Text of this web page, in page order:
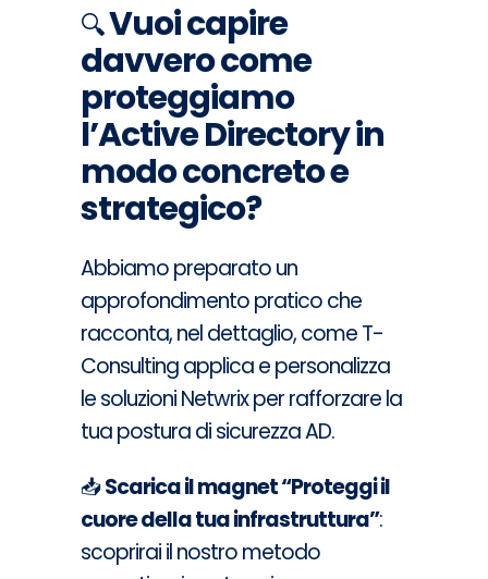
🔍Vuoi capire
davvero come
proteggiamo
l’Active Directory in
modo concreto e
strategico?
Abbiamo preparato un
approfondimento pratico che
racconta, nel dettaglio, come T-
Consulting applica e personalizza
le soluzioni Netwrix per rafforzare la
tua postura di sicurezza AD.
📥Scarica il magnet “Proteggi il
cuore della tua infrastruttura”:
scoprirai il nostro metodo